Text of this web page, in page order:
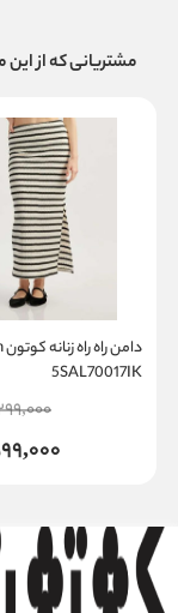
مشتریانی که از این
5SAL70017IK